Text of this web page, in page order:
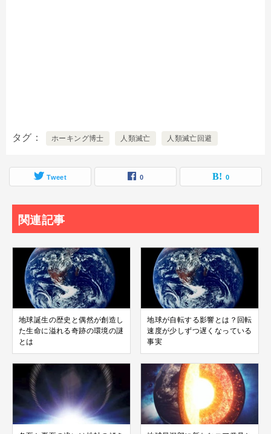
タグ ホーキング博士 人類滅亡 人類滅亡回避
Tweet 0 0
関連記事
地球誕生の歴史と偶然が創造し
た生命に溢れる奇跡の環境の謎
とは
地球が自転する影響とは？回転
速度が少しずつ遅くなっている
事実